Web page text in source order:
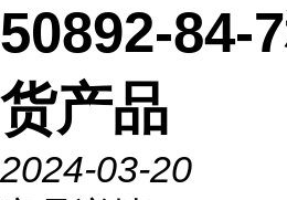
50892-84-
货产品
2024-03-20